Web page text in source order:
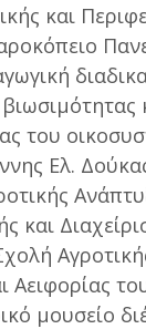
και
του
Ελ.
και
Αειφορίας
μουσείο